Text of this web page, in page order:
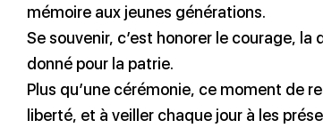
mémoire aux jeunes générations.
Se souvenir, c’est honorer le courage,
donné pour la patrie.
Plus qu’une cérémonie, ce moment de
liberté, et à veiller chaque jour à les